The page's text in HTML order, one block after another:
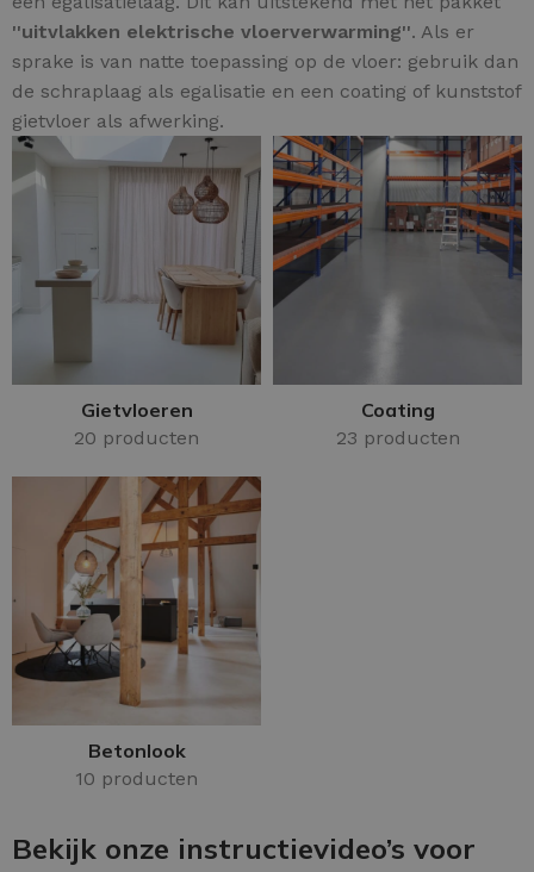
''uitvlakken elektrische vloerverwarming''. Als er
sprake is van natte toepassing op de vloer: gebruik dan
de schraplaag als egalisatie en een coating of kunststof
gietvloer als afwerking.
Gietvloeren
20 producten
Coating
23 producten
Betonlook
10 producten
Bekijk onze instructievideo’s voor